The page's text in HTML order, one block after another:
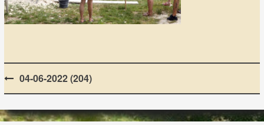
Post
navigation
04-06-2022 (204)